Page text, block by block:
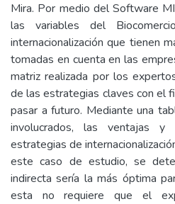
Mira. Por medio del Software
las variables del
internacionalización que tienen
tomadas en cuenta en las
matriz realizada por los
de las estrategias claves con el
pasar a futuro. Mediante una
involucrados, las ventajas
estrategias de
este caso de estudio, se
indirecta sería la más óptima
esta no requiere que el